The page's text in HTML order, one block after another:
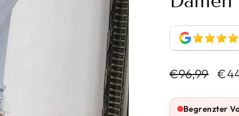
Normaler
€96,99
Begrenzter